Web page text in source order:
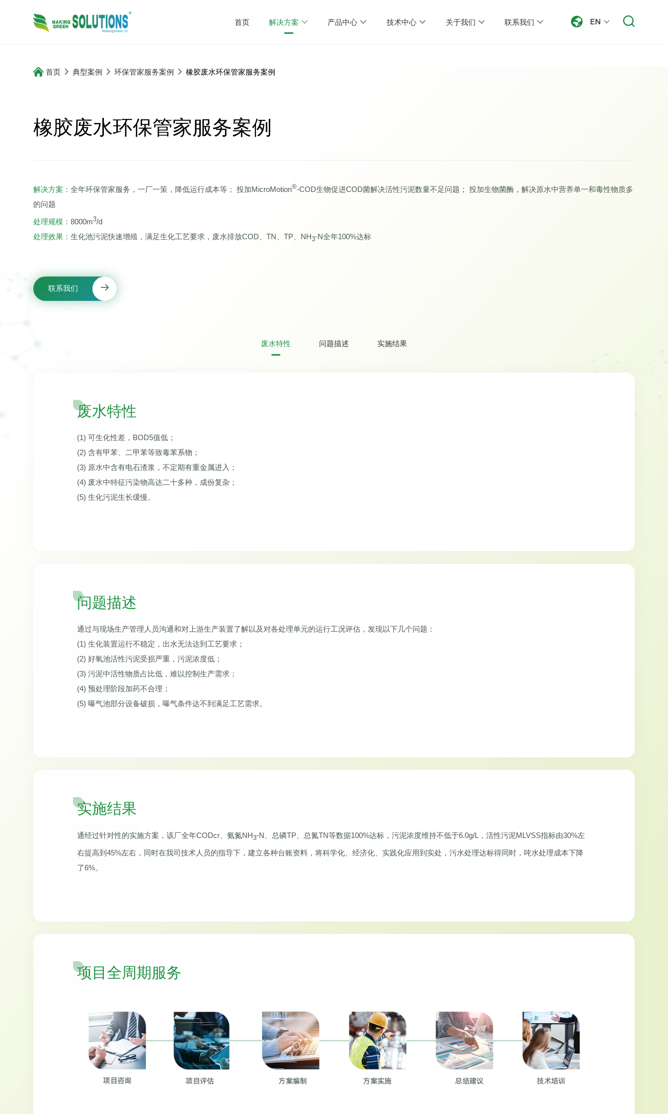
首页 解决方案 产品中心 技术中心 关于我们 联系我们 EN
解决方案 典型案例
首页 典型案例 环保管家服务案例 橡胶废水环保管家服务案例
橡胶废水环保管家服务案例
解决方案：全年环保管家服务，一厂一策，降低运行成本等； 投加MicroMotion®-COD生物促进COD菌解决活性污泥数量不足问题； 投加生物菌酶，解决原水中营养单一和毒性物质多
的问题
处理规模：8000m3/d
处理效果：生化池污泥快速增殖，满足生化工艺要求，废水排放COD、TN、TP、NH3-N全年100%达标
联系我们
废水特性 问题描述 实施结果
废水特性
(1) 可生化性差，BOD5值低；
(2) 含有甲苯、二甲苯等致毒苯系物；
(3) 原水中含有电石渣浆，不定期有重金属进入；
(4) 废水中特征污染物高达二十多种，成份复杂；
(5) 生化污泥生长缓慢。
问题描述
通过与现场生产管理人员沟通和对上游生产装置了解以及对各处理单元的运行工况评估，发现以下几个问题：
(1) 生化装置运行不稳定，出水无法达到工艺要求；
(2) 好氧池活性污泥受损严重，污泥浓度低；
(3) 污泥中活性物质占比低，难以控制生产需求；
(4) 预处理阶段加药不合理；
(5) 曝气池部分设备破损，曝气条件达不到满足工艺需求。
实施结果
通经过针对性的实施方案，该厂全年CODcr、氨氮NH3-N、总磷TP、总氮TN等数据100%达标，污泥浓度维持不低于6.0g/L，活性污泥MLVSS指标由30%左
右提高到45%左右，同时在我司技术人员的指导下，建立各种台账资料，将科学化、经济化、实践化应用到实处，污水处理达标得同时，吨水处理成本下降
了6%。
项目全周期服务